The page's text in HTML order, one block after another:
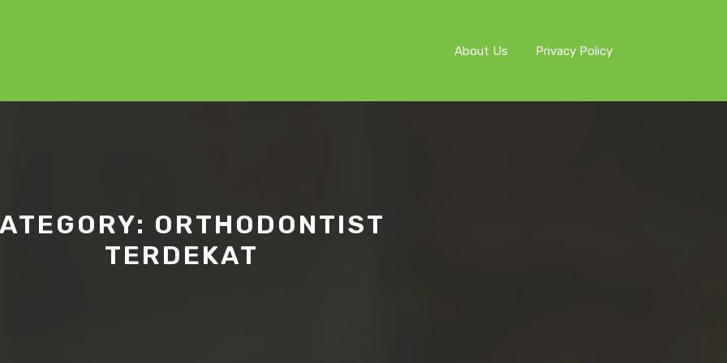
About Us Privacy Policy
ORTHODONTIST
TERDEKAT